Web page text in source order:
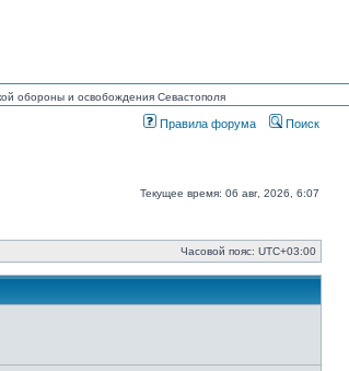
обороны и освобождения Севастополя
Правила форума Поиск
Текущее время: 06 авг, 2026, 6:07
Часовой пояс: UTC+03:00